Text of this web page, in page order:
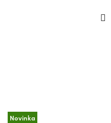
Novinka